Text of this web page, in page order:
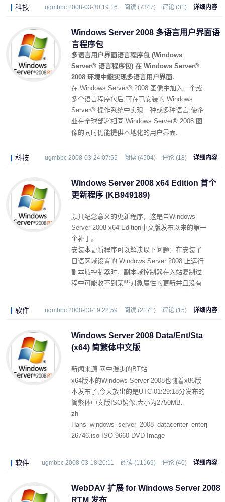
科技 ugmbbc 2008-03-30 19:16 阅读 (7347) 评论 (31) 详细内容
Windows Server 2008 多语言用户界面语
言程序包
多语言用户界面语言程序包 (Windows
Server® 语言程序包) 在 Windows Server®
2008 环境中能实现多语言用户界面.
在 Windows Server® 2008 图像中加入一个或
多个语言程序包后,可在已安装的 Windows
Server® 操作系统中实现一种或多种语言,使企
业在全球部署相同 Windows Server® 2008 图
像的同时仍能提供本地化的用户界面.
科技 ugmbbc 2008-03-24 07:55 阅读 (4504) 评论 (18) 详细内容
Windows Server 2008 x64 Edition 首个
更新程序 (KB949189)
颇具纪念意义的更新程序，这是自Windows
Server 2008 x64 Edition中文版发布以来的第一
个补丁。
安装本更新程序可以解决以下问题：在安装了
日语区域设置的 Windows Server 2008 上运行
副本域控制器时，副本域控制器在入站复制过
程中可能收不到某些对象属性的更新并且没有
软件 ugmbbc 2008-03-19 22:59 阅读 (2171) 评论 (15) 详细内容
Windows Server 2008 Data/Ent/Sta
(x64) 简繁体中文版
新闻来源:网中漫步的BT站
x64版本的Windows Server 2008也随着x86版
本发布了,今天放出的是UTC 01:29:18分发布的
简繁体中文版ISO镜像,大小为2750MB.
zh-
26746.iso ISO-9660 DVD Image
1400f7a5ca11e81b49fdb80a25f856ded84acec8
软件 ugmbbc 2008-03-18 20:11 阅读 (11169) 评论 (40) 详细内容
WebDAV 扩展 for Windows Server 2008
RTM 发布